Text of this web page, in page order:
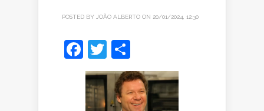
POSTED BY JOÃO ALBERTO ON 20/01/2024, 12:30
Facebook
Twitter